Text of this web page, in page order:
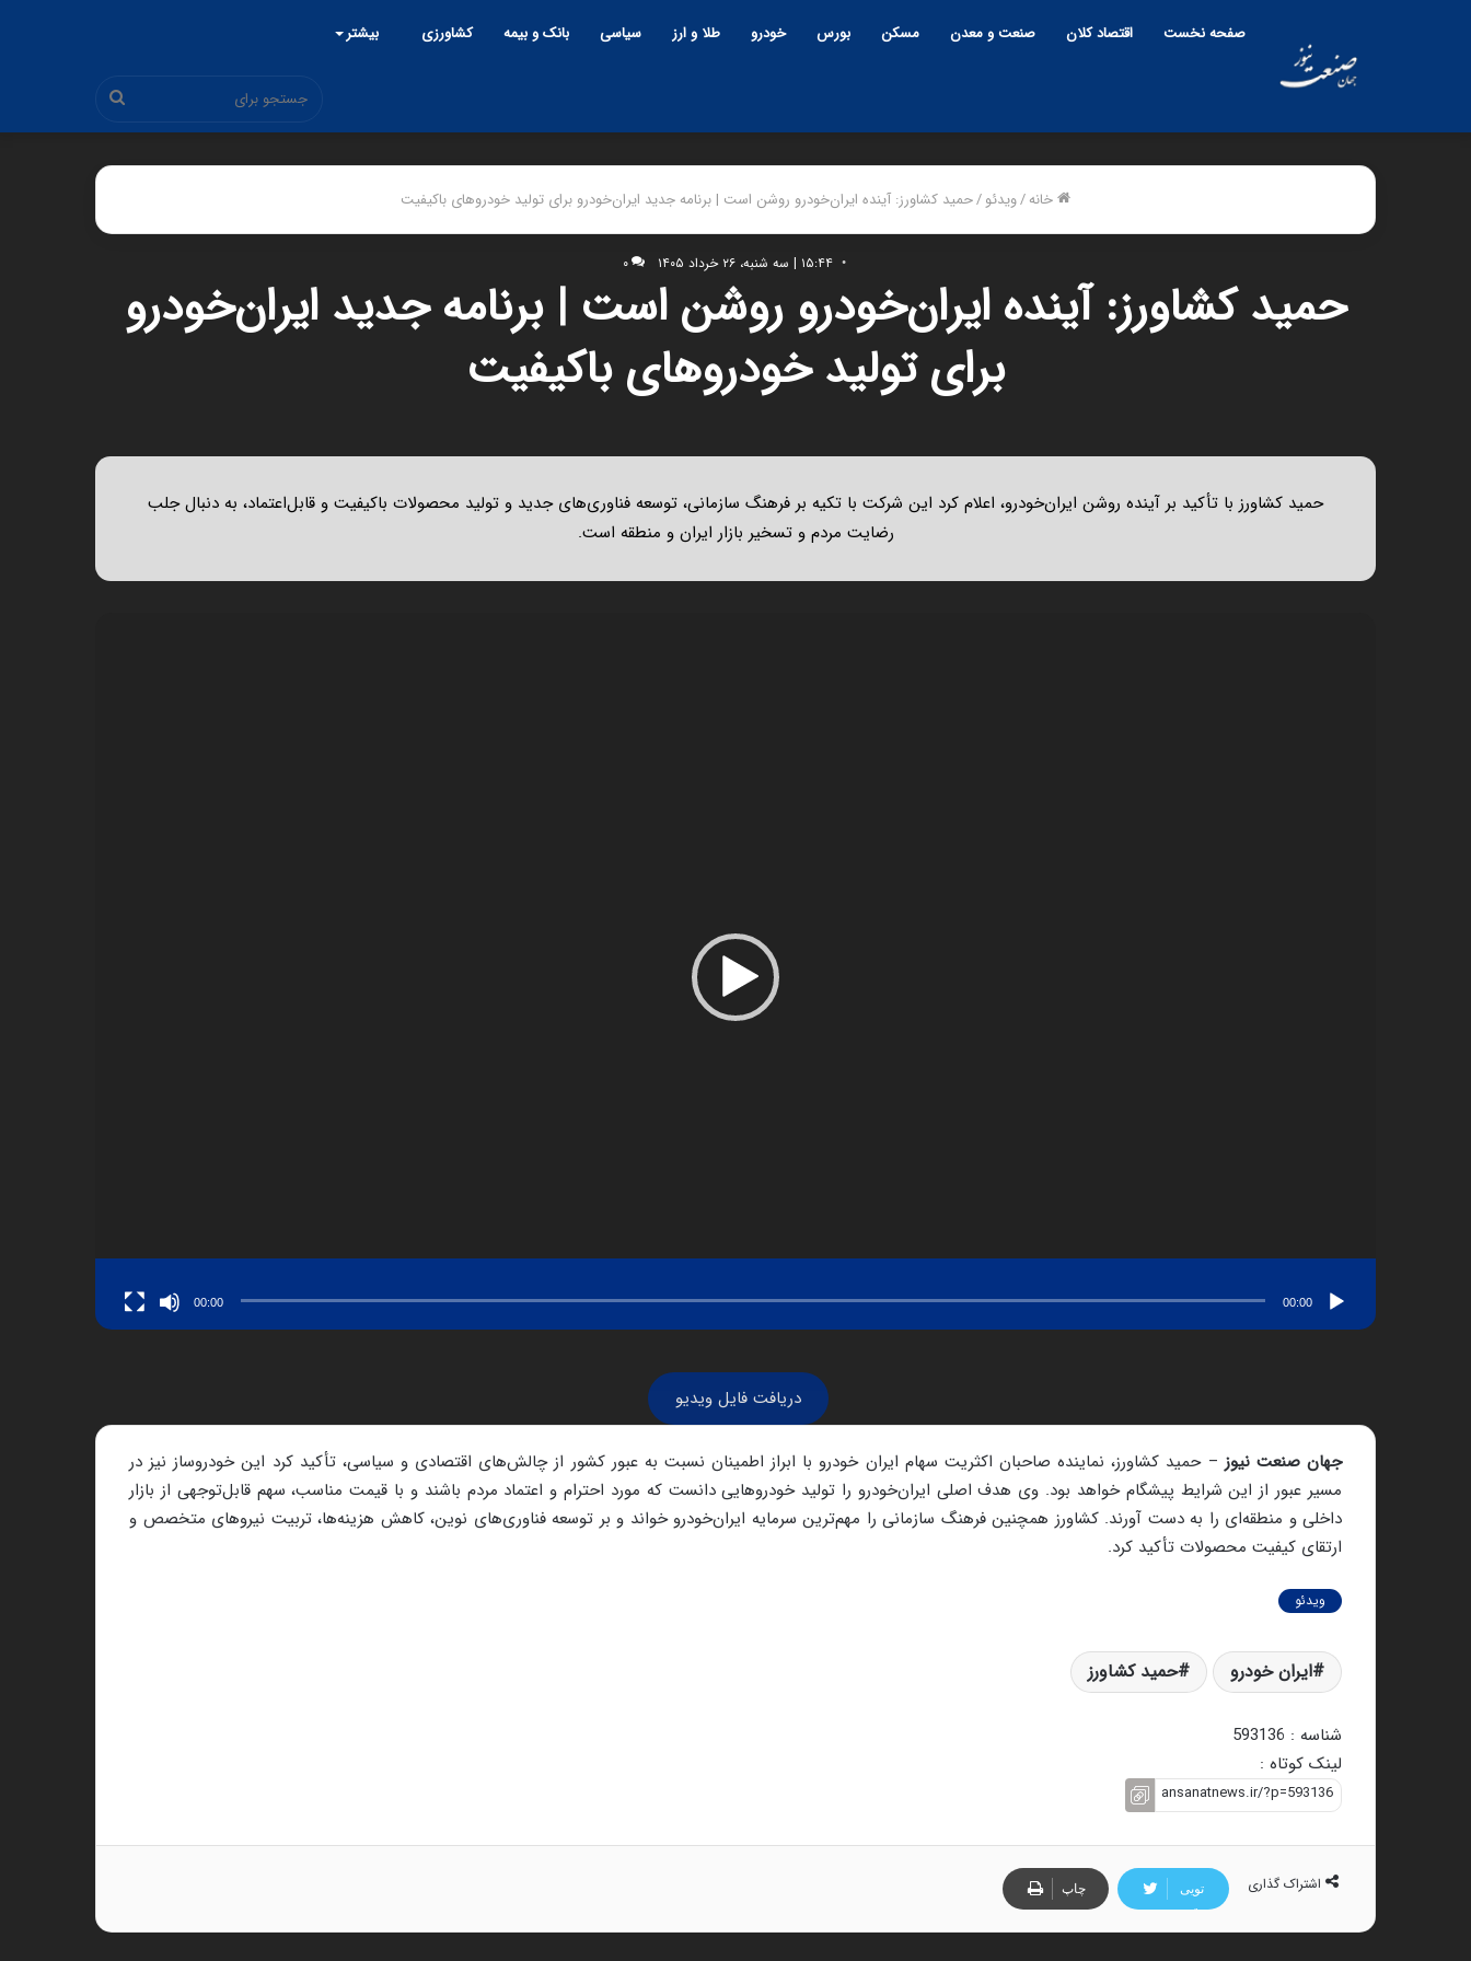
صفحه نخست اقتصاد کلان صنعت و معدن مسکن بورس خودرو طلا و ارز سیاسی بانک و بیمه کشاورزی بیشتر
برای
خانه/ویدئو/حمید کشاورز: آینده ایران‌خودرو روشن است | برنامه جدید ایران‌خودرو برای تولید خودروهای باکیفیت
۱۵:۴۴ | سه شنبه، ۲۶ خرداد ۱۴۰۵ ۰
حمید کشاورز: آینده ایران‌خودرو روشن است | برنامه جدید ایران‌خودرو
برای تولید خودروهای باکیفیت
حمید کشاورز با تأکید بر آینده روشن ایران‌خودرو، اعلام کرد این شرکت با تکیه بر فرهنگ سازمانی، توسعه فناوری‌های جدید و تولید محصولات باکیفیت و قابل‌اعتماد، به دنبال جلب
رضایت مردم و تسخیر بازار ایران و منطقه است.
00:00
00:00
دريافت فایل ویدیو
جهان صنعت نیوز– حمید کشاورز، نماینده صاحبان اکثریت سهام ایران خودرو با ابراز اطمینان نسبت به عبور کشور از چالش‌های اقتصادی و سیاسی، تأکید کرد این خودروساز نیز در
مسیر عبور از این شرایط پیشگام خواهد بود. وی هدف اصلی ایران‌خودرو را تولید خودروهایی دانست که مورد احترام و اعتماد مردم باشند و با قیمت مناسب، سهم قابل‌توجهی از بازار
داخلی و منطقه‌ای را به دست آورند. کشاورز همچنین فرهنگ سازمانی را مهم‌ترین سرمایه ایران‌خودرو خواند و بر توسعه فناوری‌های نوین، کاهش هزینه‌ها، تربیت نیروهای متخصص و
ارتقای کیفیت محصولات تأکید کرد.
ویدئو
ایران خودرو حمید کشاورز
شناسه : 593136
لینک کوتاه :
اشتراک گذاری
تویی
تر
چاپ